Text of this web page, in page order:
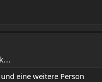
und eine weitere Person